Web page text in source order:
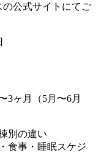
公式サイトにてご
3ヶ月（5月〜6月
別の違い
食事・睡眠スケジ